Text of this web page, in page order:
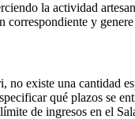
la actividad
y
existe una cantidad
qué plazos se
de ingresos en el